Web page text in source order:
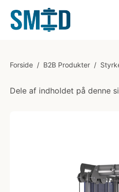
Forside / B2B Produkter /
Dele af indholdet på denne